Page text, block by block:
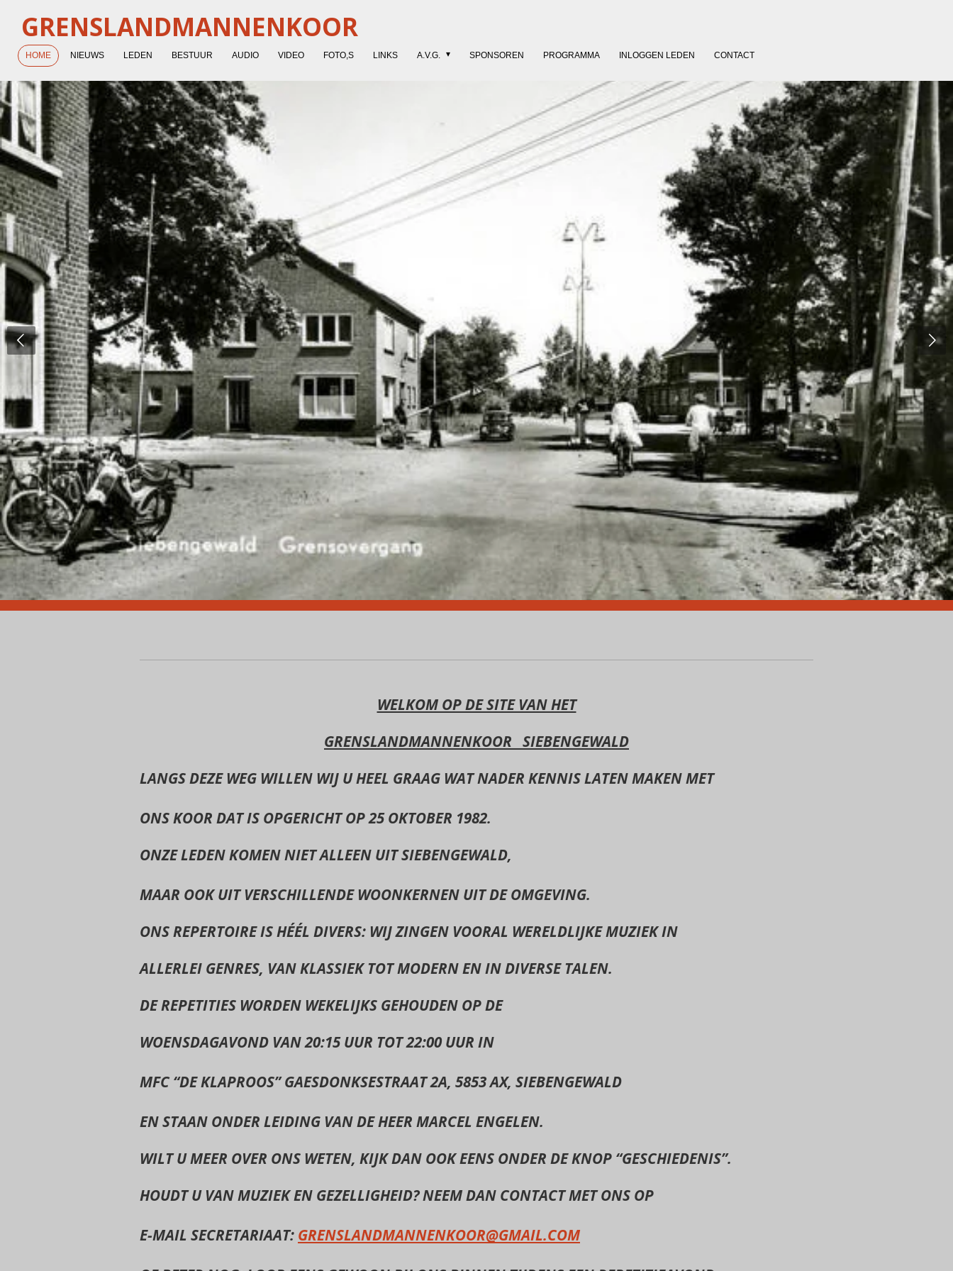
direct
naarGRENSLANDMANNENKOOR
HOME NIEUWS LEDEN BESTUUR AUDIO VIDEO FOTO,S LINKS A.V.G. SPONSOREN PROGRAMMA INLOGGEN LEDEN CONTACT
WELKOM OP DE SITE VAN HET
GRENSLANDMANNENKOOR SIEBENGEWALD
LANGS DEZE WEG WILLEN WIJ U HEEL GRAAG WATNADER KENNIS LATEN MAKEN MET
ONS KOOR DAT IS OPGERICHT OP 25 OKTOBER 1982.
ONZE LEDEN KOMEN NIET ALLEEN UIT SIEBENGEWALD,
MAAR OOK UIT VERSCHILLENDE WOONKERNEN UIT DEOMGEVING.
ONS REPERTOIRE IS HÉÉL DIVERS: WIJ ZINGEN VOORAL WERELDLIJKE MUZIEK IN
ALLERLEI GENRES, VANKLASSIEK TOT MODERN EN IN DIVERSE TALEN.
DE REPETITIES WORDEN WEKELIJKS GEHOUDEN OP DE
WOENSDAGAVOND VAN 20:15 UUR TOT 22:00 UUR IN
MFC “DE KLAPROOS” GAESDONKSESTRAAT 2A, 5853AX, SIEBENGEWALD
EN STAAN ONDER LEIDING VANDE HEER MARCEL ENGELEN.
WILT U MEER OVER ONS WETEN, KIJK DAN OOK EENS ONDER DE KNOP “GESCHIEDENIS”.
HOUDT U VAN MUZIEK EN GEZELLIGHEID? NEEM DAN CONTACT MET ONS OP
E-MAIL SECRETARIAAT: GRENSLANDMANNENKOOR@GMAIL.COM